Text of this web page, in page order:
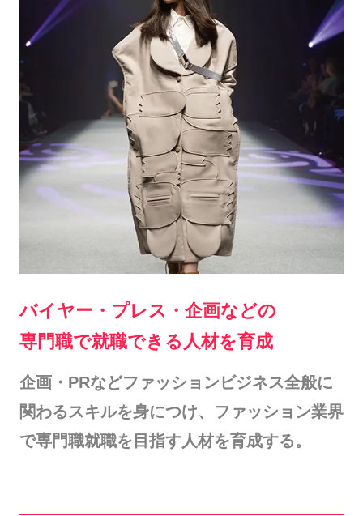
バイヤー・プレス・企画などの
専門職で就職できる人材を育成
企画・PRなどファッションビジネス全般に
関わるスキルを身につけ、ファッション業界
で専門職就職を目指す人材を育成する。